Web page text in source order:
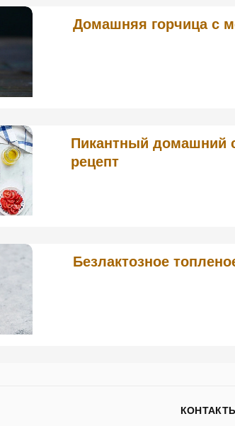
Домашняя горчица с
Пикантный домашний
рецепт
Безлактозное